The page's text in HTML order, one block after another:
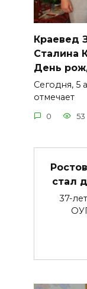
Краевед
Сталина
День
Сегодня, 5
отмечает
0 53
стал
37-